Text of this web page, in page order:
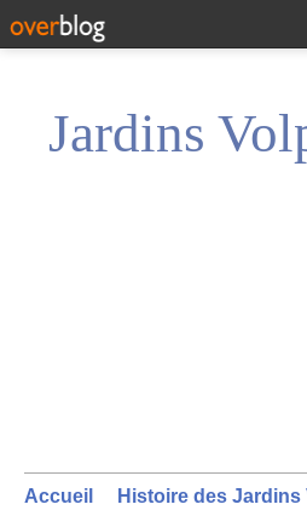
Jardins
Accueil Histoire des Jardins